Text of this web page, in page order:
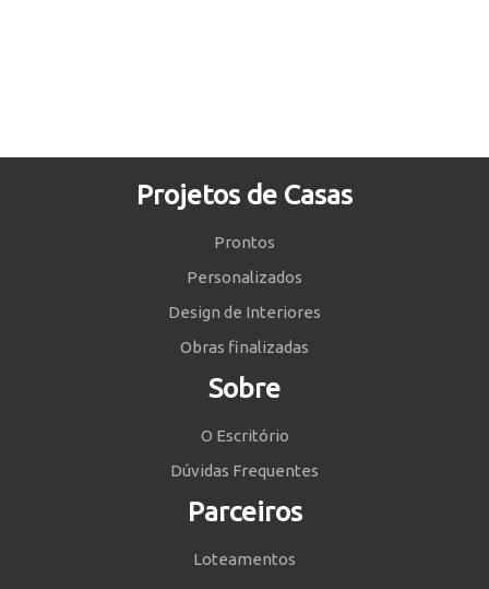
Projetos de Casas
Prontos
Personalizados
Design de Interiores
Obras finalizadas
Sobre
O Escritório
Dúvidas Frequentes
Parceiros
Loteamentos